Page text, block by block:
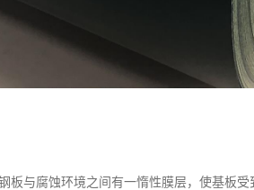
板与腐蚀环境之间有一惰性膜层，使基板